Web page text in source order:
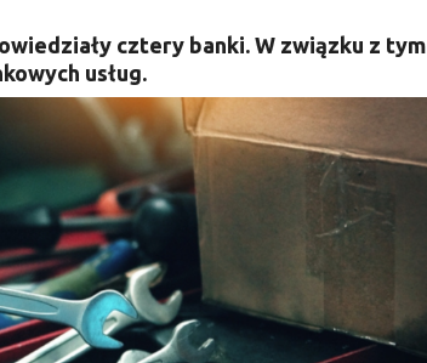
cztery banki. W związku z tym
usług.